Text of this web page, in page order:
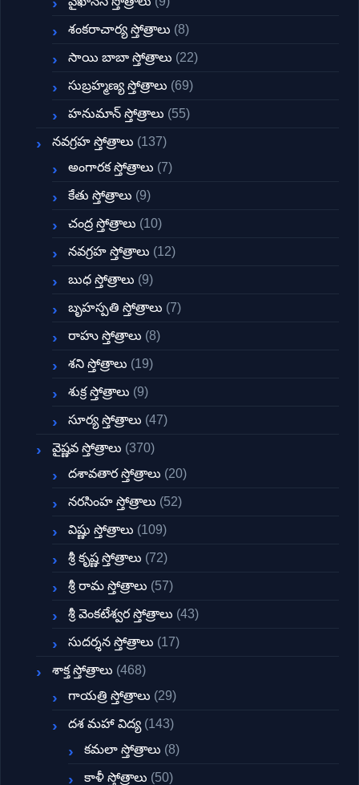
శంకరాచార్య స్తోత్రాలు (8)
సాయి బాబా స్తోత్రాలు (22)
సుబ్రహ్మణ్య స్తోత్రాలు (69)
హనుమాన్ స్తోత్రాలు (55)
నవగ్రహ స్తోత్రాలు (137)
అంగారక స్తోత్రాలు (7)
కేతు స్తోత్రాలు (9)
చంద్ర స్తోత్రాలు (10)
నవగ్రహ స్తోత్రాలు (12)
బుధ స్తోత్రాలు (9)
బృహస్పతి స్తోత్రాలు (7)
రాహు స్తోత్రాలు (8)
శని స్తోత్రాలు (19)
శుక్ర స్తోత్రాలు (9)
సూర్య స్తోత్రాలు (47)
వైష్ణవ స్తోత్రాలు (370)
దశావతార స్తోత్రాలు (20)
నరసింహ స్తోత్రాలు (52)
విష్ణు స్తోత్రాలు (109)
శ్రీ కృష్ణ స్తోత్రాలు (72)
శ్రీ రామ స్తోత్రాలు (57)
శ్రీ వెంకటేశ్వర స్తోత్రాలు (43)
సుదర్శన స్తోత్రాలు (17)
శాక్త స్తోత్రాలు (468)
గాయత్రి స్తోత్రాలు (29)
దశ మహా విద్య (143)
కమలా స్తోత్రాలు (8)
కాళీ స్తోత్రాలు (50)